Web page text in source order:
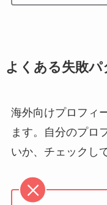
よくある失敗パ
海外向けプロフィ
ます。自分のプロ
いか、チェックし